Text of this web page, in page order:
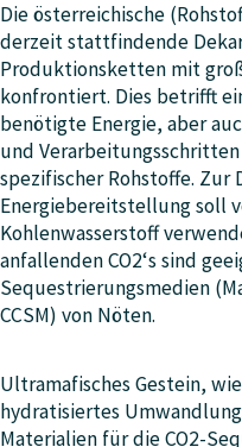
Die österreichische
derzeit stattfindende
Produktionsketten mit
konfrontiert. Dies betrifft
benötigte Energie, aber
und
spezifischer Rohstoffe. Zur
Energiebereitstellung soll
Kohlenwasserstoff
anfallenden CO2‘s sind
Sequestrierungsmedien
CCSM) von Nöten.
Ultramafisches Gestein,
hydratisiertes
Materialien für die CO2-